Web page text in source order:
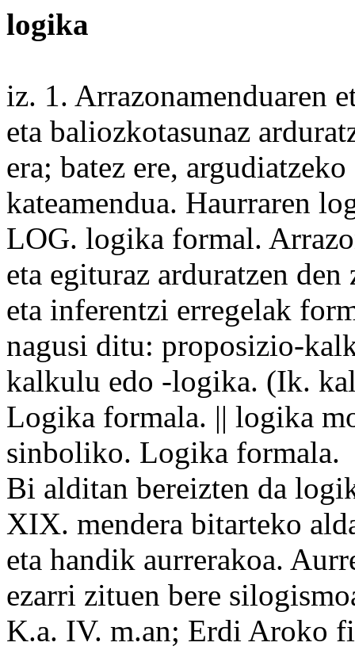
logika
iz. 1. Arrazonamenduaren
eta baliozkotasunaz
era; batez ere,
kateamendua. Haurraren
LOG. logika formal.
eta egituraz arduratzen
eta inferentzi erregelak
nagusi ditu: proposizio-
kalkulu edo -logika. (Ik.
Logika formala. || logika
sinboliko. Logika formala.
Bi alditan bereizten da
XIX. mendera bitarteko
eta handik aurrerakoa.
ezarri zituen bere
K.a. IV. m.an; Erdi Aroko